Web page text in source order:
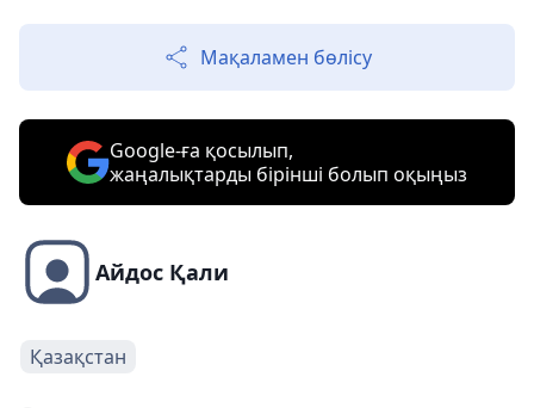
Мақаламен бөлісу
Google-ға қосылып,
жаңалықтарды бірінші болып оқыңыз
Айдос Қали
Қазақстан